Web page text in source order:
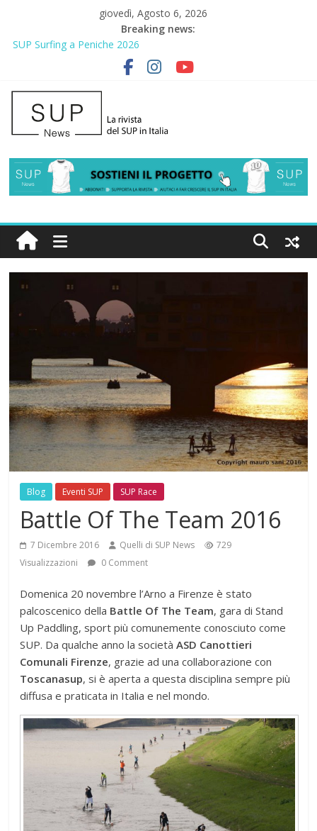
giovedì, Agosto 6, 2026
Breaking news:
SUP Surfing a Peniche 2026
AirSUP a Gallico: prima storica gara per Reggio Calabria
Gallico Paddle Fest 2026: sul lungomare di Gallico torna la festa
del SUP
Porto Selvaggio, a lezione di soccorso con la giornata della
prevenzione
2° Urban Sup Trophy: la regata solidale per lo IOR
Blog Eventi SUP SUP Race
Battle Of The Team 2016
7 Dicembre 2016 Quelli di SUP News
729
Visualizzazioni
0 Comment
Domenica 20 novembre l’Arno a Firenze è stato
palcoscenico della Battle Of The Team, gara di Stand
Up Paddling, sport più comunemente conosciuto come
SUP. Da qualche anno la societàASD Canottieri
Comunali Firenze, grazie ad una collaborazione con
Toscanasup, si è aperta a questa disciplina sempre più
diffusa e praticata in Italia e nel mondo.